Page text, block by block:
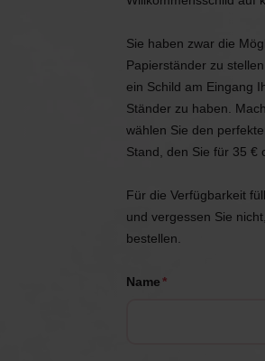
Einladungen & Schilder
Sie haben zwar die
Papierständer zu
ein Schild am Eingang
Ständer zu haben.
wählen Sie den
Stand, den Sie für 35 €
Für die Verfügbarkeit
und vergessen Sie
bestellen.
Name*